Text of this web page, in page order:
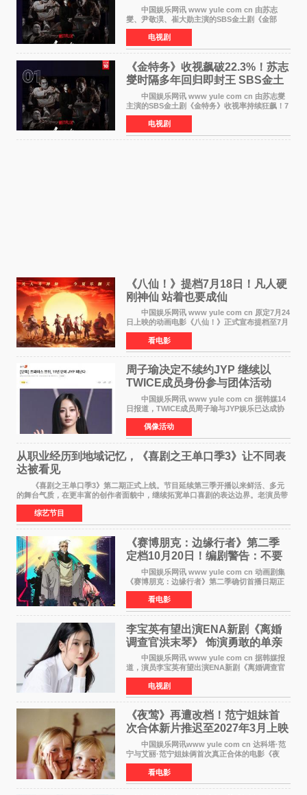
中国娱乐网讯 www yule com cn 由苏志
燮、尹敬淏、崔大勋主演的SBS金土剧《金部
长》持续席卷全球，收获海内外观众热烈反
响。 15日，据Netflix官方排行榜网站Tudum
公布的数据，SBS金土剧《
电视剧
《金特务》收视飙破22.3%！苏志
燮时隔多年回归即封王 SBS金土
剧新纪录诞生
中国娱乐网讯 www yule com cn 由苏志燮
主演的SBS金土剧《金特务》收视率持续狂飙！7
月11日播出的第6集全国平均收视率高达22 3%，
瞬间最高更冲上26 4%，不仅再度刷新自身纪
录，更稳坐同时段
电视剧
《八仙！》提档7月18日！凡人硬
刚神仙 站着也要成仙
中国娱乐网讯 www yule com cn 原定7月24
日上映的动画电影《八仙！》正式宣布提档至7月
18日。这部国风动画大片将八仙过海，各显神通
这句刻在国人DNA里的俗语玩出了新花样——影
片讲述凡人
看电影
周子瑜决定不续约JYP 继续以
TWICE成员身份参与团体活动
中国娱乐网讯 www yule com cn 据韩媒14
日报道，TWICE成员周子瑜与JYP娱乐已达成协
议，不再续签个人专属合约，但她将继续参与
TWICE的完整团体活动。 周子瑜于2015年通
过生存节目《SIXTE
偶像活动
从职业经历到地域记忆，《喜剧之王单口季3》让不同表
达被看见
《喜剧之王单口季3》第二期正式上线。节目延续第三季开播以来鲜活、多元
的舞台气质，在更丰富的创作者面貌中，继续拓宽单口喜剧的表达边界。老演员带
着更加成熟的文本与舞台掌控回归，新面孔则
综艺节目
《赛博朋克：边缘行者》第二季
定档10月20日！编剧警告：不要
对角色投入太深
中国娱乐网讯 www yule com cn 动画剧集
《赛博朋克：边缘行者》第二季确切首播日期正
式敲定——将于10月20日在Netflix全球上线。此
前，Netflix韩国官方账号曾短暂出现这一日期信
息，随后迅
看电影
李宝英有望出演ENA新剧《离婚
调查官洪末琴》 饰演勇敢的单亲
妈妈家事调查官
中国娱乐网讯 www yule com cn 据韩媒报
道，演员李宝英有望出演ENA新剧《离婚调查官
洪末琴》女主角，引发观众期待。 李宝英在
剧中饰演家庭法院家事调查官洪末琴一角——即
使在极限状况
电视剧
《夜莺》再遭改档！范宁姐妹首
次合体新片推迟至2027年3月上映
中国娱乐网讯www yule com cn 达科塔·范
宁与艾丽·范宁姐妹俩首次真正合体的电影《夜
莺》再度改档，从原定的2027年2月12日推迟至
同年3月19日北美上映，片方希望借此利用春假档
期争取更多年轻
看电影